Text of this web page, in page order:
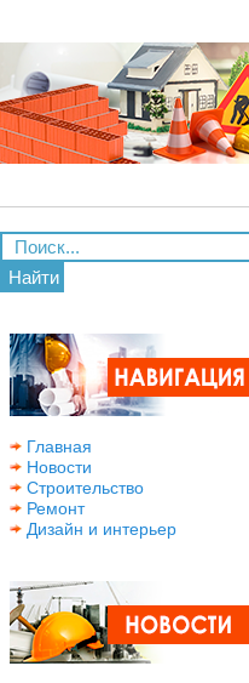
Найти
Главная
Новости
Строительство
Ремонт
Дизайн и интерьер